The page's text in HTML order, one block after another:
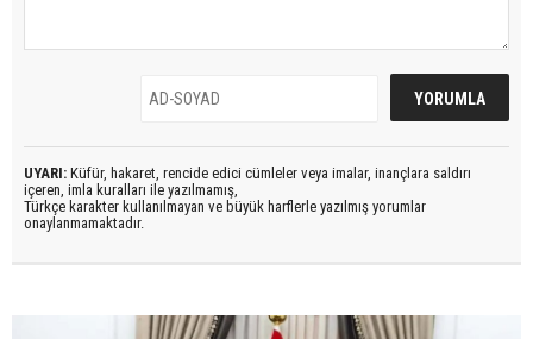
UYARI: Küfür, hakaret, rencide edici cümleler veya imalar, inançlara saldırı
içeren, imla kuralları ile yazılmamış,
Türkçe karakter kullanılmayan ve büyük harflerle yazılmış yorumlar
onaylanmamaktadır.